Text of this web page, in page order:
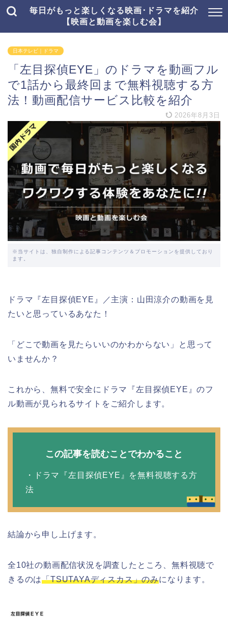
毎日がもっと楽しくなる映画･ドラマを紹介
【映画と動画を楽しむ会】
日本テレビ｜ドラマ
「左目探偵EYE」のドラマを動画フル
で1話から最終回まで無料視聴する方
法！動画配信サービス比較を紹介
2026年8月3日
※当サイトは、独自制作による記事コンテンツ＆プロモーションを提供しており
ます。
ドラマ『左目探偵EYE』／主演：山田涼介の動画を見
たいと思っているあなた！
「どこで動画を見たらいいのかわからない」と思って
いませんか？
これから、無料で安全にドラマ『左目探偵EYE』のフ
ル動画が見られるサイトをご紹介します。
この記事を読むことでわかること
・ドラマ『左目探偵EYE』を無料視聴する方
法
結論から申し上げます。
全10社の動画配信状況を調査したところ、無料視聴で
きるのは「TSUTAYAディスカス」のみになります。